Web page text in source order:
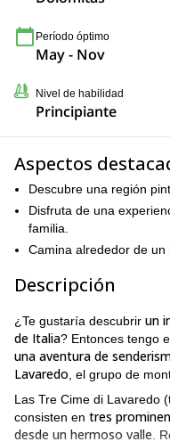
Período óptimo
May - Nov
Nivel de habilidad
Principiante
Aspectos
Descubre una región
Disfruta de una
familia.
Camina alrededor de un
Descripción
¿Te gustaría descubrir un
de Italia? Entonces tengo
una aventura de
Lavaredo , el grupo de
Las Tre Cime di Lavaredo
consisten en tres
desde un hermoso valle .